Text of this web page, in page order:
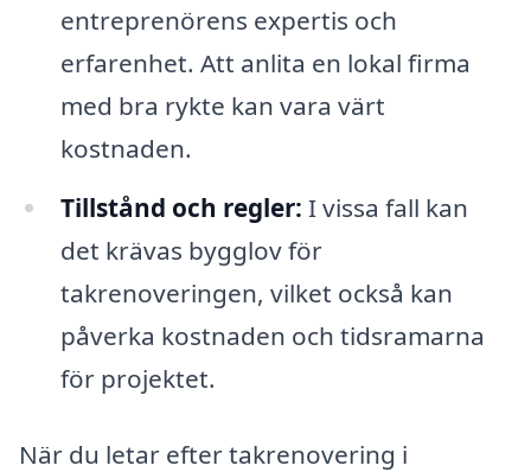
entreprenörens expertis och
erfarenhet. Att anlita en lokal firma
med bra rykte kan vara värt
kostnaden.
Tillstånd och regler: I vissa fall kan
det krävas bygglov för
takrenoveringen, vilket också kan
påverka kostnaden och tidsramarna
för projektet.
När du letar efter takrenovering i